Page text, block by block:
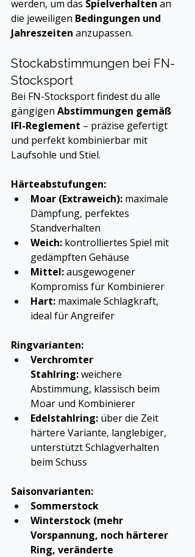
werden, um das Spielverhalten an
die jeweiligen Bedingungen und
Jahreszeiten anzupassen.
Stockabstimmungen bei FN-
Stocksport
Bei FN-Stocksport findest du alle
gängigen Abstimmungen gemäß
IFI-Reglement – präzise gefertigt
und perfekt kombinierbar mit
Laufsohle und Stiel.
Härteabstufungen:
Moar (Extraweich): maximale
Dämpfung, perfektes
Standverhalten
Weich: kontrolliertes Spiel mit
gedämpften Gehäuse
Mittel: ausgewogener
Kompromiss für Kombinierer
Hart: maximale Schlagkraft,
ideal für Angreifer
Ringvarianten:
Verchromter
Stahlring: weichere
Abstimmung, klassisch beim
Moar und Kombinierer
Edelstahlring: über die Zeit
härtere Variante, langlebiger,
unterstützt Schlagverhalten
beim Schuss
Saisonvarianten:
Sommerstock
Winterstock (mehr
Vorspannung, noch härterer
Ring, veränderte